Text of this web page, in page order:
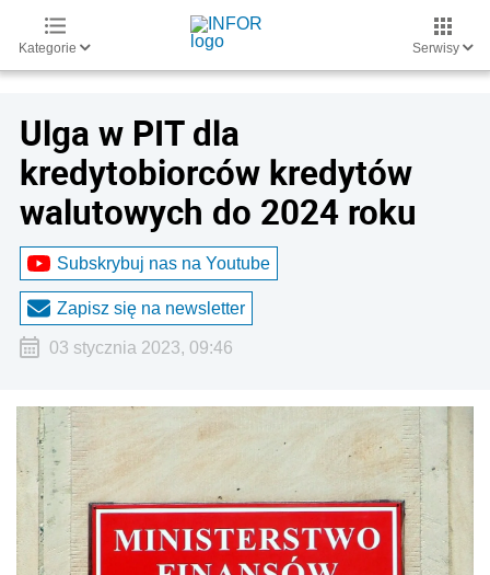
Kategorie Serwisy
Ulga w PIT dla
kredytobiorców kredytów
walutowych do 2024 roku
Subskrybuj nas na Youtube
Zapisz się na newsletter
03 stycznia 2023, 09:46